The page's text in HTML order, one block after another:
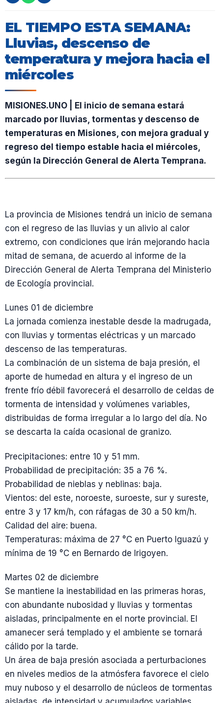
EL TIEMPO ESTA SEMANA:
Lluvias, descenso de
temperatura y mejora hacia el
miércoles
MISIONES.UNO | El inicio de semana estará
marcado por lluvias, tormentas y descenso de
temperaturas en Misiones, con mejora gradual y
regreso del tiempo estable hacia el miércoles,
según la Dirección General de Alerta Temprana.
La provincia de Misiones tendrá un inicio de semana
con el regreso de las lluvias y un alivio al calor
extremo, con condiciones que irán mejorando hacia
mitad de semana, de acuerdo al informe de la
Dirección General de Alerta Temprana del Ministerio
de Ecología provincial.
Lunes 01 de diciembre
La jornada comienza inestable desde la madrugada,
con lluvias y tormentas eléctricas y un marcado
descenso de las temperaturas.
La combinación de un sistema de baja presión, el
aporte de humedad en altura y el ingreso de un
frente frío débil favorecerá el desarrollo de celdas de
tormenta de intensidad y volúmenes variables,
distribuidas de forma irregular a lo largo del día. No
se descarta la caída ocasional de granizo.
Precipitaciones: entre 10 y 51 mm.
Probabilidad de precipitación: 35 a 76 %.
Probabilidad de nieblas y neblinas: baja.
Vientos: del este, noroeste, suroeste, sur y sureste,
entre 3 y 17 km/h, con ráfagas de 30 a 50 km/h.
Calidad del aire: buena.
Temperaturas: máxima de 27 °C en Puerto Iguazú y
mínima de 19 °C en Bernardo de Irigoyen.
Martes 02 de diciembre
Se mantiene la inestabilidad en las primeras horas,
con abundante nubosidad y lluvias y tormentas
aisladas, principalmente en el norte provincial. El
amanecer será templado y el ambiente se tornará
cálido por la tarde.
Un área de baja presión asociada a perturbaciones
en niveles medios de la atmósfera favorece el cielo
muy nuboso y el desarrollo de núcleos de tormentas